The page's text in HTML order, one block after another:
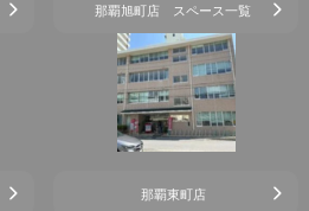
那覇旭町店 スペース一覧
那覇東町店